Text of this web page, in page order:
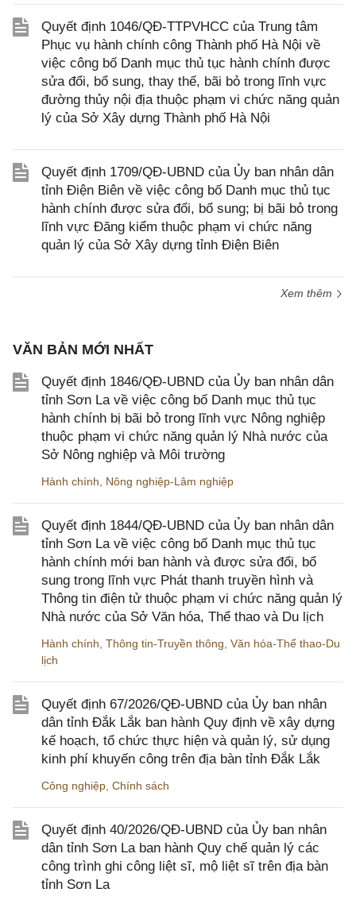
Quyết định 1046/QĐ-TTPVHCC của Trung tâm
Phục vụ hành chính công Thành phố Hà Nội về
việc công bố Danh mục thủ tục hành chính được
sửa đổi, bổ sung, thay thế, bãi bỏ trong lĩnh vực
đường thủy nội địa thuộc phạm vi chức năng quản
lý của Sở Xây dựng Thành phố Hà Nội
Quyết định 1709/QĐ-UBND của Ủy ban nhân dân
tỉnh Điện Biên về việc công bố Danh mục thủ tục
hành chính được sửa đổi, bổ sung; bị bãi bỏ trong
lĩnh vực Đăng kiểm thuộc phạm vi chức năng
quản lý của Sở Xây dựng tỉnh Điện Biên
Xem thêm
VĂN BẢN MỚI NHẤT
Quyết định 1846/QĐ-UBND của Ủy ban nhân dân
tỉnh Sơn La về việc công bố Danh mục thủ tục
hành chính bị bãi bỏ trong lĩnh vực Nông nghiệp
thuộc phạm vi chức năng quản lý Nhà nước của
Sở Nông nghiệp và Môi trường
Hành chính Nông nghiệp-Lâm nghiệp
Quyết định 1844/QĐ-UBND của Ủy ban nhân dân
tỉnh Sơn La về việc công bố Danh mục thủ tục
hành chính mới ban hành và được sửa đổi, bổ
sung trong lĩnh vực Phát thanh truyền hình và
Thông tin điện tử thuộc phạm vi chức năng quản lý
Nhà nước của Sở Văn hóa, Thể thao và Du lịch
Hành chính Thông tin-Truyền thông Văn hóa-Thể thao-Du
lịch
Quyết định 67/2026/QĐ-UBND của Ủy ban nhân
dân tỉnh Đắk Lắk ban hành Quy định về xây dựng
kế hoạch, tổ chức thực hiện và quản lý, sử dụng
kinh phí khuyến công trên địa bàn tỉnh Đắk Lắk
Công nghiệp Chính sách
Quyết định 40/2026/QĐ-UBND của Ủy ban nhân
dân tỉnh Sơn La ban hành Quy chế quản lý các
công trình ghi công liệt sĩ, mộ liệt sĩ trên địa bàn
tỉnh Sơn La